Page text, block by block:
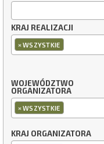
KRAJ REALIZACJI
×WSZYSTKIE
WOJEWÓDZTWO
ORGANIZATORA
×WSZYSTKIE
KRAJ ORGANIZATORA